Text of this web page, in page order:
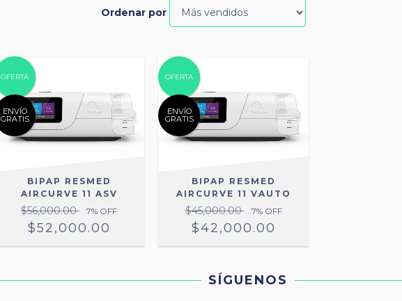
Ordenar por
OFERTA
ENVÍO
GRATIS
BIPAP RESMED
AIRCURVE 11 ASV
$56,000.00 7% OFF
$52,000.00
OFERTA
ENVÍO
GRATIS
BIPAP RESMED
AIRCURVE 11 VAUTO
$45,000.00 7% OFF
$42,000.00
SÍGUENOS